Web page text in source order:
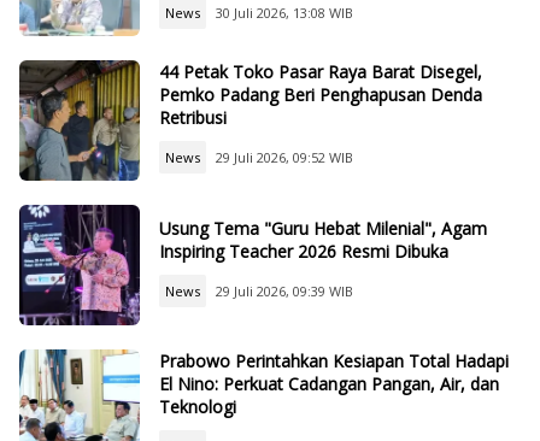
News 30 Juli 2026, 13:08 WIB
44 Petak Toko Pasar Raya Barat Disegel,
Pemko Padang Beri Penghapusan Denda
Retribusi
News 29 Juli 2026, 09:52 WIB
Usung Tema "Guru Hebat Milenial", Agam
Inspiring Teacher 2026 Resmi Dibuka
News 29 Juli 2026, 09:39 WIB
Prabowo Perintahkan Kesiapan Total Hadapi
El Nino: Perkuat Cadangan Pangan, Air, dan
Teknologi